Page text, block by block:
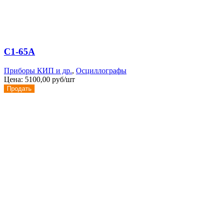
С1-65А
Приборы КИП и др., Осциллографы
Цена: 5100,00 руб/шт
Продать